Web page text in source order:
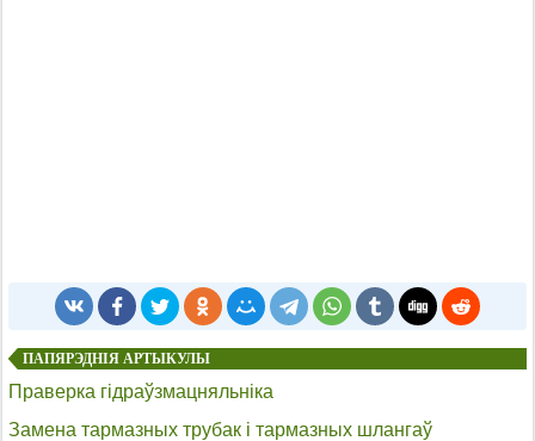
ПАПЯРЭДНІЯ АРТЫКУЛЫ
Праверка гідраўзмацняльніка
Замена тармазных трубак і тармазных шлангаў